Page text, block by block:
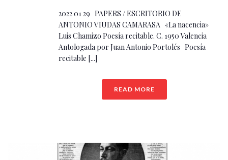
2022 01 29 PAPERS / ESCRITORIO DE
ANTONIO VIUDAS CAMARASA «La nacencia»
Luis Chamizo Poesía recitable. C. 1950 Valencia
Antologada por Juan Antonio Portolés Poesía
recitable [...]
READ MORE